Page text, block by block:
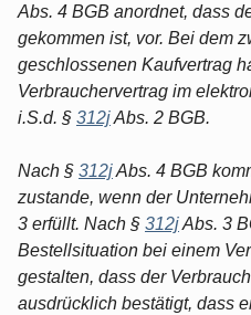
Abs. 4 BGB anordnet, dass
gekommen ist, vor. Bei dem
geschlossenen Kaufvertrag
Verbrauchervertrag im
i.S.d. § 312jAbs. 2 BGB.
Nach § 312jAbs. 4 BGB
zustande, wenn der
3 erfüllt. Nach § 312jAbs. 3
Bestellsituation bei einem
gestalten, dass der
ausdrücklich bestätigt, dass